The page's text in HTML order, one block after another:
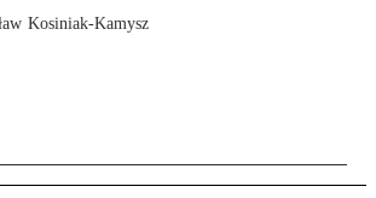
Kosiniak-Kamysz